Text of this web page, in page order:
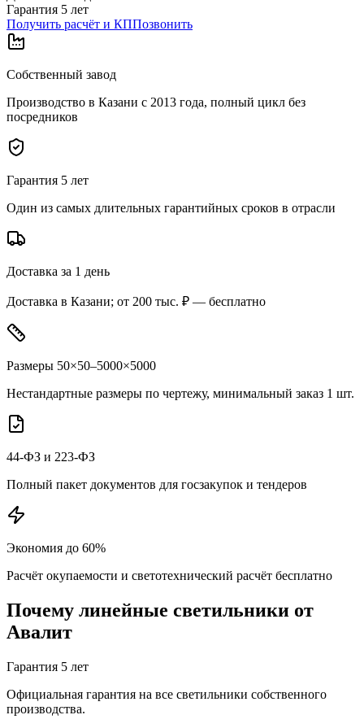
Гарантия 5 лет
Получить расчёт и КППозвонить
Собственный завод
Производство в Казани с 2013 года, полный цикл без
посредников
Гарантия 5 лет
Один из самых длительных гарантийных сроков в отрасли
Доставка за 1 день
Доставка в Казани; от 200 тыс. ₽ — бесплатно
Размеры 50×50–5000×5000
Нестандартные размеры по чертежу, минимальный заказ 1 шт.
44-ФЗ и 223-ФЗ
Полный пакет документов для госзакупок и тендеров
Экономия до 60%
Расчёт окупаемости и светотехнический расчёт бесплатно
Почему линейные светильники от
Авалит
Гарантия 5 лет
Официальная гарантия на все светильники собственного
производства.